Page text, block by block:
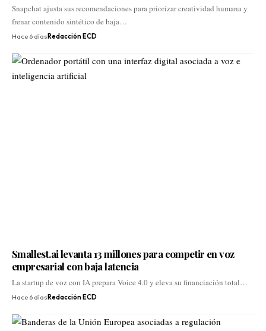
Snapchat ajusta sus recomendaciones para priorizar creatividad humana y
frenar contenido sintético de baja…
Hace 6 días Redacción ECD
Smallest.ai levanta 13 millones para competir en voz
empresarial con baja latencia
La startup de voz con IA prepara Voice 4.0 y eleva su financiación total…
Hace 6 díasRedacción ECD